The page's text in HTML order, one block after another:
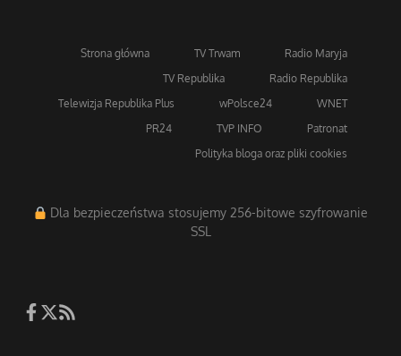
Strona główna TV Trwam
Radio Maryja
TV Republika
Radio Republika
Telewizja Republika Plus
wPolsce24
WNET
PR24
TVP INFO
Patronat
Polityka bloga oraz pliki cookies
Dla bezpieczeństwa stosujemy 256-bitowe szyfrowanie
SSL